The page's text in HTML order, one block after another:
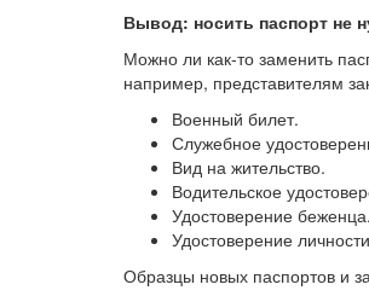
Вывод: носить паспорт не
Можно ли как-то заменить
например, представителям
Военный билет.
Служебное
Вид на жительство.
Водительское
Удостоверение беженца.
Удостоверение
Образцы новых паспортов и